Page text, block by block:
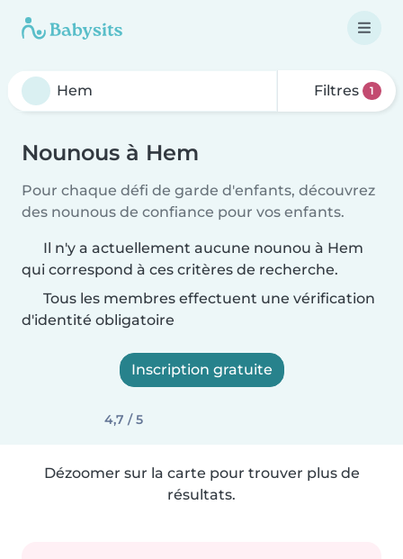
Filtres 1
Nounous à Hem
Pour chaque défi de garde d'enfants, découvrez
des nounous de confiance pour vos enfants.
Il n'y a actuellement aucune nounou à Hem
qui correspond à ces critères de recherche.
Tous les membres effectuent une vérification
d'identité obligatoire
Inscription gratuite
4,7 / 5
Dézoomer sur la carte pour trouver plus de
résultats.